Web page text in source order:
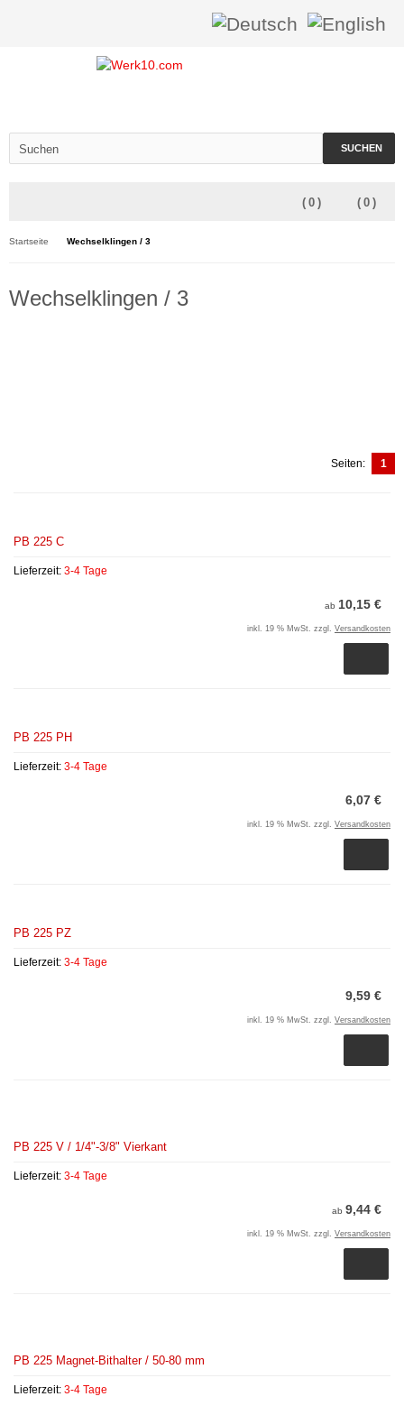
SUCHEN
( 0 )
( 0 )
Startseite Wechselklingen / 3
Wechselklingen / 3
Seiten: 1
PB 225 C
Lieferzeit: 3-4 Tage
ab 10,15 €
inkl. 19 % MwSt. zzgl. Versandkosten
PB 225 PH
Lieferzeit: 3-4 Tage
6,07 €
inkl. 19 % MwSt. zzgl. Versandkosten
PB 225 PZ
Lieferzeit: 3-4 Tage
9,59 €
inkl. 19 % MwSt. zzgl. Versandkosten
PB 225 V / 1/4"-3/8" Vierkant
Lieferzeit: 3-4 Tage
ab 9,44 €
inkl. 19 % MwSt. zzgl. Versandkosten
PB 225 Magnet-Bithalter / 50-80 mm
Lieferzeit: 3-4 Tage